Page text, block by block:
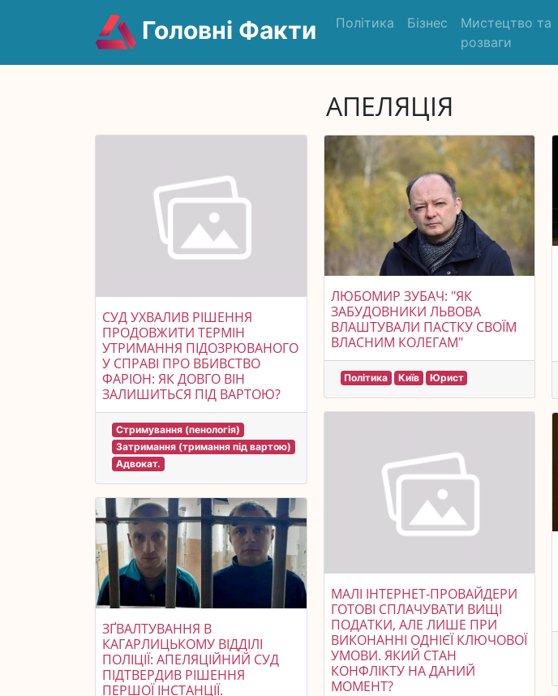
Головні Факти Політика Бізнес
Мистецтво та
розваги
АПЕЛЯЦІЯ
СУД УХВАЛИВ РІШЕННЯ
ПРОДОВЖИТИ ТЕРМІН
УТРИМАННЯ ПІДОЗРЮВАНОГО
У СПРАВІ ПРО ВБИВСТВО
ФАРІОН: ЯК ДОВГО ВІН
ЗАЛИШИТЬСЯ ПІД ВАРТОЮ?
Стримування (пенологія)
Затримання (тримання під вартою)
Адвокат.
ЗҐВАЛТУВАННЯ В
КАГАРЛИЦЬКОМУ ВІДДІЛІ
ПОЛІЦІЇ: АПЕЛЯЦІЙНИЙ СУД
ПІДТВЕРДИВ РІШЕННЯ
ПЕРШОЇ ІНСТАНЦІЇ.
ЛЮБОМИР ЗУБАЧ: "ЯК
ЗАБУДОВНИКИ ЛЬВОВА
ВЛАШТУВАЛИ ПАСТКУ СВОЇМ
ВЛАСНИМ КОЛЕГАМ"
Політика Київ Юрист
МАЛІ ІНТЕРНЕТ-ПРОВАЙДЕРИ
ГОТОВІ СПЛАЧУВАТИ ВИЩІ
ПОДАТКИ, АЛЕ ЛИШЕ ПРИ
ВИКОНАННІ ОДНІЄЇ КЛЮЧОВОЇ
УМОВИ. ЯКИЙ СТАН
КОНФЛІКТУ НА ДАНИЙ
МОМЕНТ?